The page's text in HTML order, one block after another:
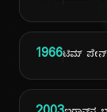
1966ಟಿಮ್ ಪೇನ್